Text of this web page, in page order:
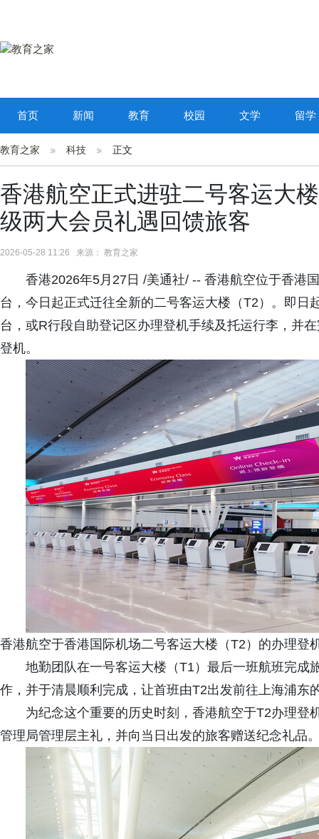
首页 新闻 教育 校园 文学 留学
教育之家 科技 正文
香港航空正式进驻二号客运大
级两大会员礼遇回馈旅客
2026-05-28 11:26 来源： 教育之家
香港2026年5月27日 /美通社/ -- 香港航空位于香港
台，今日起正式迁往全新的二号客运大楼（T2）。即日
台，或R行段自助登记区办理登机手续及托运行李，并
登机。
香港航空于香港国际机场二号客运大楼（T2）的办理登
地勤团队在一号客运大楼（T1）最后一班航班完成
作，并于清晨顺利完成，让首班由T2出发前往上海浦东
为纪念这个重要的历史时刻，香港航空于T2办理
管理局管理层主礼，并向当日出发的旅客赠送纪念礼品